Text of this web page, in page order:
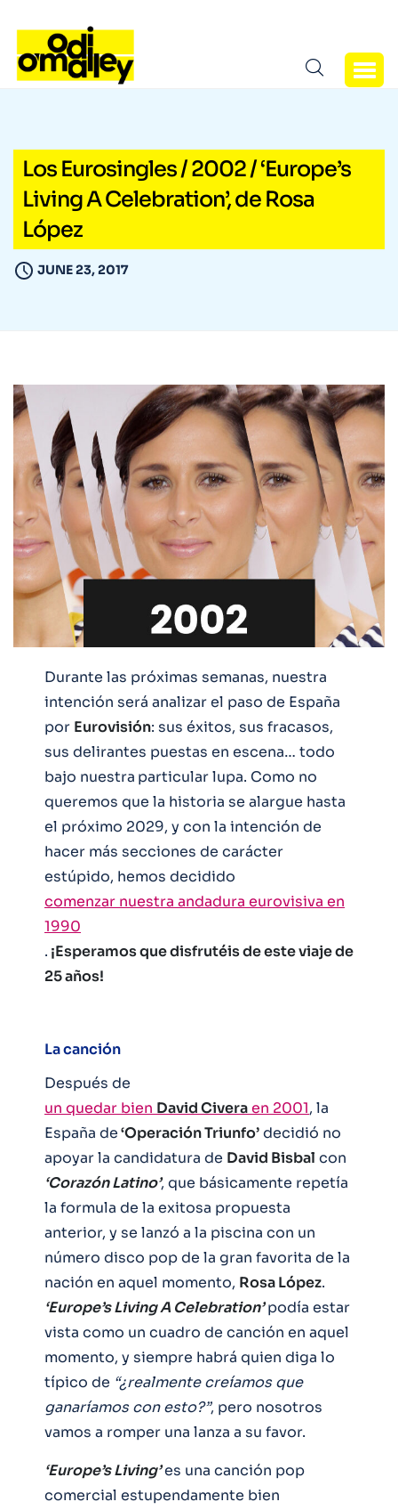
Los Eurosingles / 2002 / ‘Europe’s
Living A Celebration’, de Rosa
López
JUNE 23, 2017
Durante las próximas semanas, nuestra
intención será analizar el paso de España
por Eurovisión: sus éxitos, sus fracasos,
sus delirantes puestas en escena… todo
bajo nuestra particular lupa. Como no
queremos que la historia se alargue hasta
el próximo 2029, y con la intención de
hacer más secciones de carácter
estúpido, hemos decidido
comenzar nuestra andadura eurovisiva en
1990
. ¡Esperamos que disfrutéis de este viaje de
25 años!
La canción
Después de
un quedar bien David Civeraen 2001, la
España de‘Operación Triunfo’decidió no
apoyar la candidatura de David Bisbal con
‘Corazón Latino’, que básicamente repetía
la formula de la exitosa propuesta
anterior, y se lanzó a la piscina con un
número disco pop de la gran favorita de la
nación en aquel momento, Rosa López.
‘Europe’s Living A Celebration’ podía estar
vista como un cuadro de canción en aquel
momento, y siempre habrá quien diga lo
típico de “¿realmente creíamos que
ganaríamos con esto?”, pero nosotros
vamos a romper una lanza a su favor.
‘Europe’s Living’es una canción pop
comercial estupendamente bien